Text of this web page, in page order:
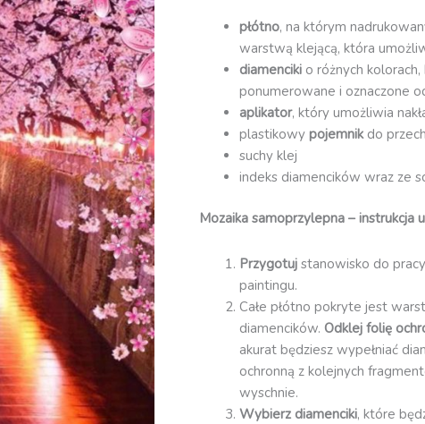
płótno, na którym
warstwą klejącą, która
diamenciki o różnych
ponumerowane i oznaczone
aplikator, który umożliwia
plastikowy pojemnik do
suchy klej
indeks diamencików wraz ze
Mozaika samoprzylepna – instrukcja
Przygotuj stanowisko do
paintingu.
Całe płótno pokryte jest
diamencików. Odklej folię
akurat będziesz wypełniać
ochronną z kolejnych
wyschnie.
Wybierz diamenciki, które